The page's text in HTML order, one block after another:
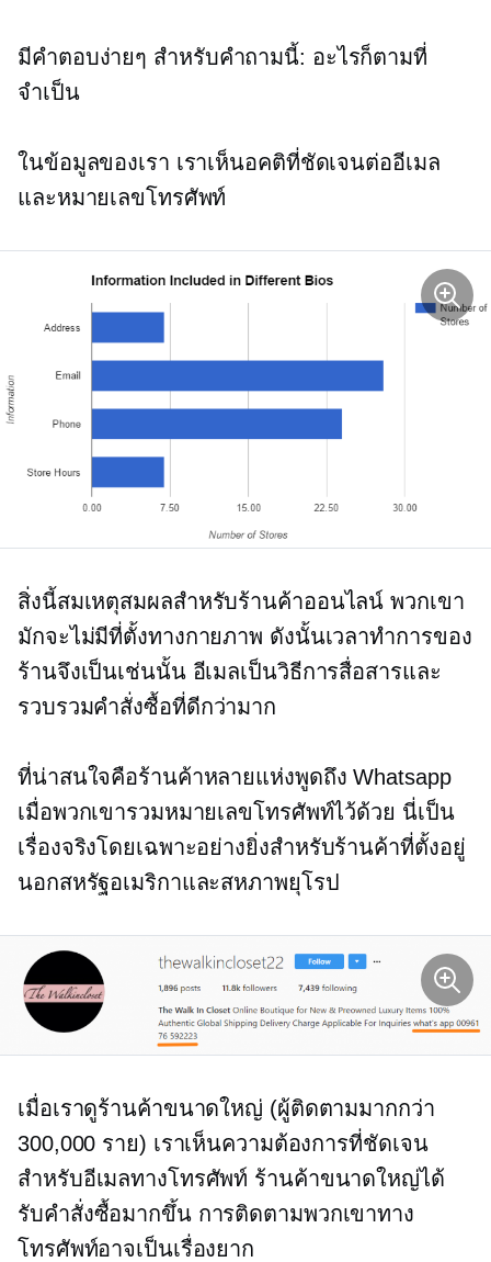
มีคำตอบง่ายๆ สำหรับคำถามนี้: อะไรก็ตามที่
จำเป็น
ในข้อมูลของเรา เราเห็นอคติที่ชัดเจนต่ออีเมล
และหมายเลขโทรศัพท์
สิ่งนี้สมเหตุสมผลสำหรับร้านค้าออนไลน์ พวกเขา
มักจะไม่มีที่ตั้งทางกายภาพ ดังนั้นเวลาทำการของ
ร้านจึงเป็นเช่นนั้น อีเมลเป็นวิธีการสื่อสารและ
รวบรวมคำสั่งซื้อที่ดีกว่ามาก
ที่น่าสนใจคือร้านค้าหลายแห่งพูดถึง Whatsapp
เมื่อพวกเขารวมหมายเลขโทรศัพท์ไว้ด้วย นี่เป็น
เรื่องจริงโดยเฉพาะอย่างยิ่งสำหรับร้านค้าที่ตั้งอยู่
นอกสหรัฐอเมริกาและสหภาพยุโรป
เมื่อเราดูร้านค้าขนาดใหญ่ (ผู้ติดตามมากกว่า
300,000 ราย) เราเห็นความต้องการที่ชัดเจน
สำหรับอีเมลทางโทรศัพท์ ร้านค้าขนาดใหญ่ได้
รับคำสั่งซื้อมากขึ้น การติดตามพวกเขาทาง
โทรศัพท์อาจเป็นเรื่องยาก